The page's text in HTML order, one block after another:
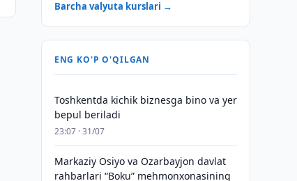
Barcha valyuta kurslari →
ENG KO'P O'QILGAN
Toshkentda kichik biznesga bino va yer
bepul beriladi
23:07 · 31/07
Markaziy Osiyo va Ozarbayjon davlat
rahbarlari “Boku” mehmonxonasining